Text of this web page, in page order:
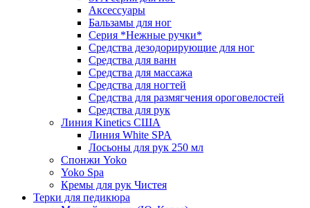
Аксессуары
Бальзамы для ног
Серия *Нежные ручки*
Средства дезодорирующие для ног
Средства для ванн
Средства для массажа
Средства для ногтей
Средства для размягчения ороговелостей
Средства для рук
Линия Kinetics США
Линия White SPA
Лосьоны для рук 250 мл
Спонжи Yoko
Yoko Spa
Кремы для рук Чистея
Терки для педикюра